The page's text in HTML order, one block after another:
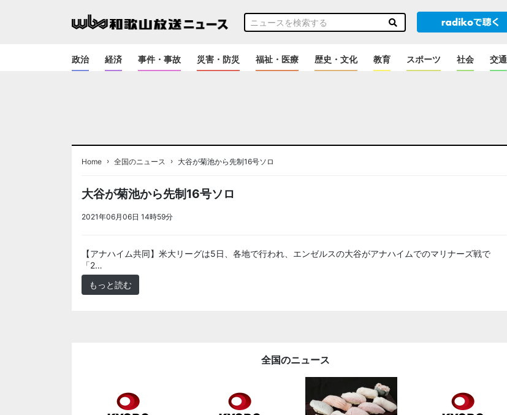
政治 経済 事件・事故 災害・防災 福祉・医療 歴史・文化 教育 スポーツ 社会 交通
Home › 全国のニュース › 大谷が菊池から先制16号ソロ
大谷が菊池から先制16号ソロ
2021年06月06日 14時59分
【アナハイム共同】米大リーグは5日、各地で行われ、エンゼルスの大谷がアナハイムでのマリナーズ戦で
「2…
もっと読む
全国のニュース